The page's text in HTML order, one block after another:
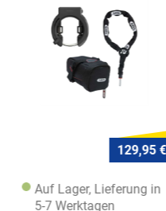
129,95 €
Auf Lager, Lieferung in
5-7 Werktagen